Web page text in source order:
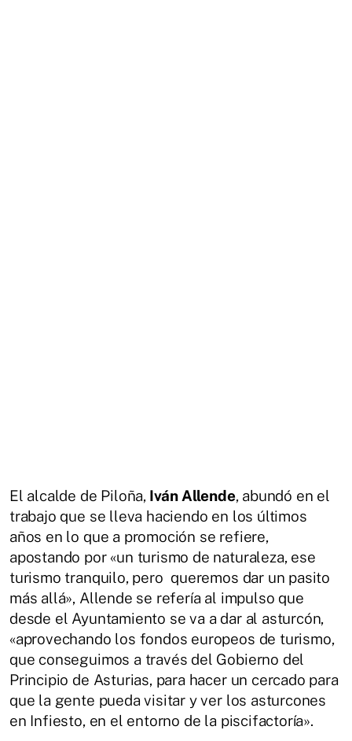
El alcalde de Piloña, Iván Allende, abundó en el
trabajo que se lleva haciendo en los últimos
años en lo que a promoción se refiere,
apostando por «un turismo de naturaleza, ese
turismo tranquilo, pero queremos dar un pasito
más allá», Allende se refería al impulso que
desde el Ayuntamiento se va a dar al asturcón,
«aprovechando los fondos europeos de turismo,
que conseguimos a través del Gobierno del
Principio de Asturias, para hacer un cercado para
que la gente pueda visitar y ver los asturcones
en Infiesto, en el entorno de la piscifactoría».